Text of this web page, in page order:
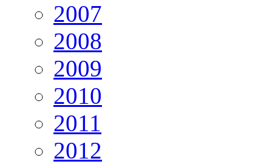
2007
2008
2009
2010
2011
2012